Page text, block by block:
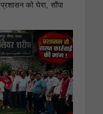
को घेरा, सौंपा